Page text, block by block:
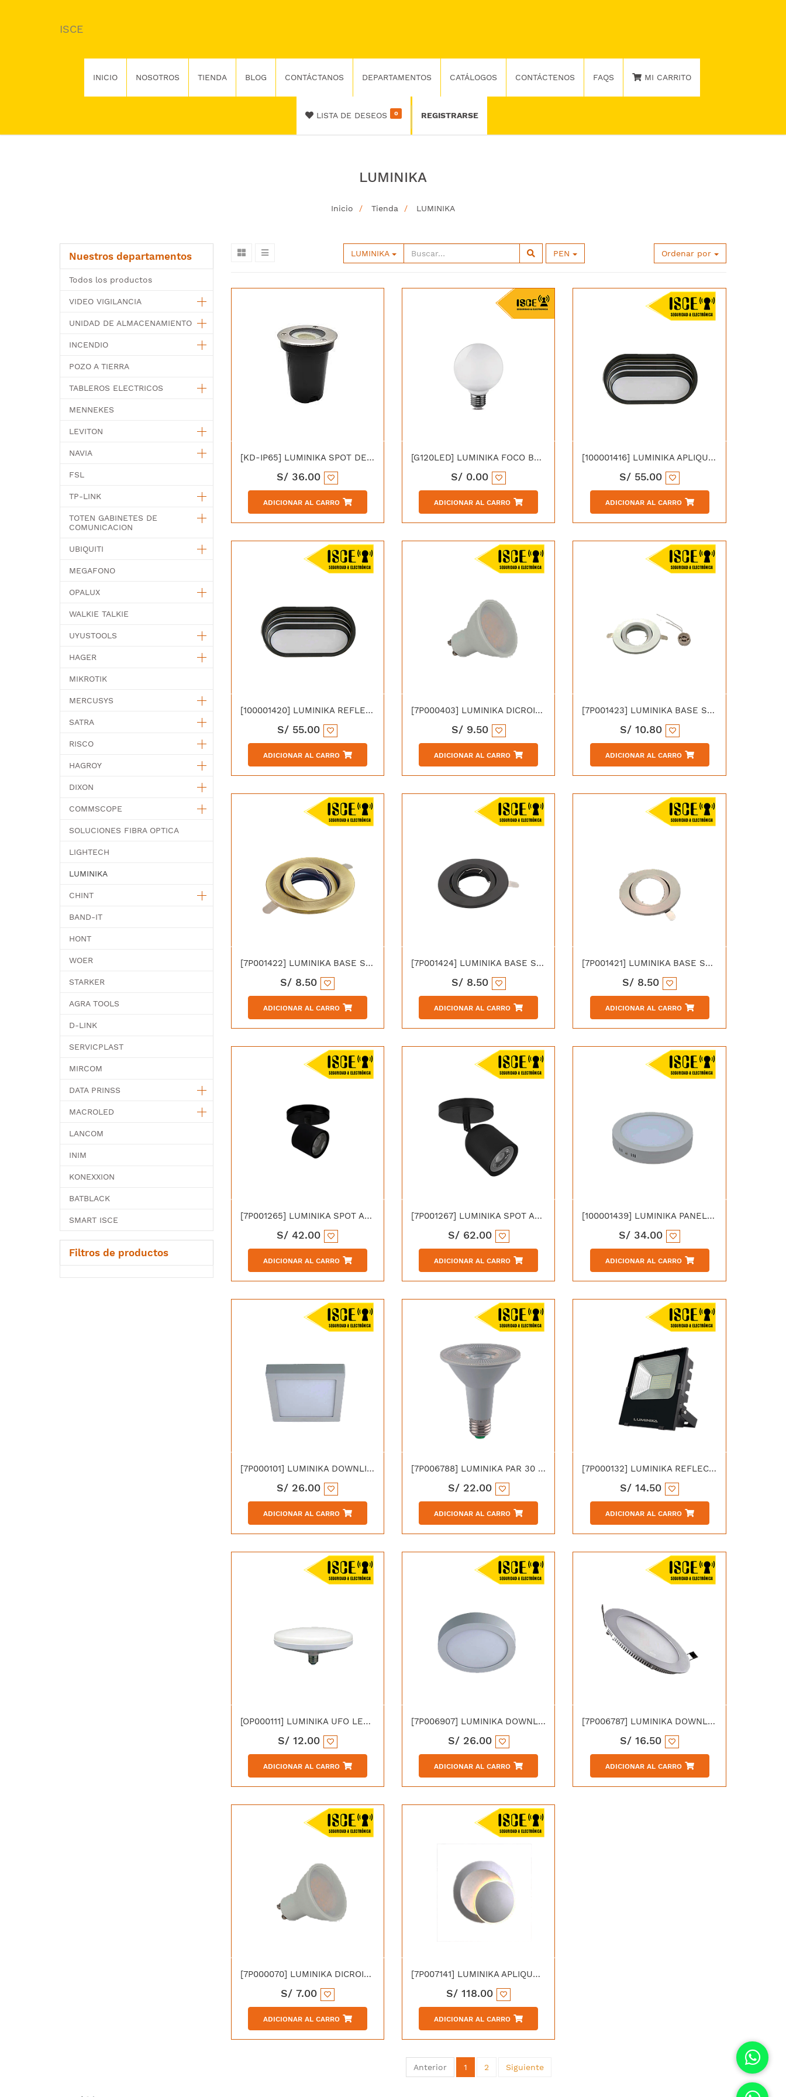
ISCE
INICIO NOSOTROS TIENDA BLOG CONTÁCTANOS DEPARTAMENTOS CATÁLOGOS CONTÁCTENOS FAQS MI CARRITO
LISTA DE DESEOS 0 REGISTRARSE
LUMINIKA
Inicio Tienda LUMINIKA
Nuestros departamentos
Todos los productos
VIDEO VIGILANCIA
UNIDAD DE ALMACENAMIENTO
INCENDIO
POZO A TIERRA
TABLEROS ELECTRICOS
MENNEKES
LEVITON
NAVIA
FSL
TP-LINK
TOTEN GABINETES DE
COMUNICACION
UBIQUITI
MEGAFONO
OPALUX
WALKIE TALKIE
UYUSTOOLS
HAGER
MIKROTIK
MERCUSYS
SATRA
RISCO
HAGROY
DIXON
COMMSCOPE
SOLUCIONES FIBRA OPTICA
LIGHTECH
LUMINIKA
CHINT
BAND-IT
HONT
WOER
STARKER
AGRA TOOLS
D-LINK
SERVICPLAST
MIRCOM
DATA PRINSS
MACROLED
LANCOM
INIM
KONEXXION
BATBLACK
SMART ISCE
Filtros de productos
LUMINIKA PEN Ordenar por
[KD-IP65] LUMINIKA SPOT DE PISO GU10
S/ 36.00
ADICIONAR AL CARRO
[G120LED] LUMINIKA FOCO BOLA G 120 LED 18W
S/ 0.00
ADICIONAR AL CARRO
[100001416] LUMINIKA APLIQUE OVALADO REJILLA 20W IP65 LUZ CALIDA
S/ 55.00
ADICIONAR AL CARRO
[100001420] LUMINIKA REFLECTOR OVALADO REJILLA 20W IP65 LUZ BLANCA
S/ 55.00
ADICIONAR AL CARRO
[7P000403] LUMINIKA DICROICO LED GU10 8W 6000K
S/ 9.50
ADICIONAR AL CARRO
[7P001423] LUMINIKA BASE SPOT LLANO GU10 BLANCO
S/ 10.80
ADICIONAR AL CARRO
[7P001422] LUMINIKA BASE SPOT LLANO GU10 BRONCE
S/ 8.50
ADICIONAR AL CARRO
[7P001424] LUMINIKA BASE SPOT LLANO GU10 NEGRO
S/ 8.50
ADICIONAR AL CARRO
[7P001421] LUMINIKA BASE SPOT LLANO GU10 NIQUEL
S/ 8.50
ADICIONAR AL CARRO
[7P001265] LUMINIKA SPOT ADOSADO LED 7W 3000K
S/42.00
ADICIONAR AL CARRO
[7P001267] LUMINIKA SPOT ADOSADO LED 14W 3000K
S/ 62.00
ADICIONAR AL CARRO
[100001439] LUMINIKA PANEL LED MULTIFUNCIONAL REDONDO 18W
S/ 34.00
ADICIONAR AL CARRO
[7P000101] LUMINIKA DOWNLIGHT LED ADOSADO CUADRADO 24W 6000K
S/ 26.00
ADICIONAR AL CARRO
[7P006788] LUMINIKA PAR 30 LED 11W 3000K LUZ CALIDA
S/ 22.00
ADICIONAR AL CARRO
[7P000132] LUMINIKA REFLECTOR LED 10W 6000K LUZ BLANCA
S/14.50
ADICIONAR AL CARRO
[OP000111] LUMINIKA UFO LED 15W 6000K LUZ BLANCA
S/ 12.00
ADICIONAR AL CARRO
[7P006907] LUMINIKA DOWNLIGHT LED ADOSABLE REDONDO 24W 6000K LF
S/ 26.00
ADICIONAR AL CARRO
[7P006787] LUMINIKA DOWNLIGHT LED EMPOTRABLE REDONDO 18W 6000K LF
S/16.50
ADICIONAR AL CARRO
[7P000070] LUMINIKA DICROICO LED GU10 6W 3000K LC
S/ 7.00
ADICIONAR AL CARRO
[7P007141] LUMINIKA APLIQUE LED BETA 9W 3000K IP20
S/118.00
ADICIONAR AL CARRO
Anterior 1 2 Siguiente